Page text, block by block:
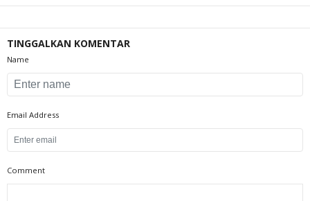
TINGGALKAN KOMENTAR
Name
Email Address
Comment